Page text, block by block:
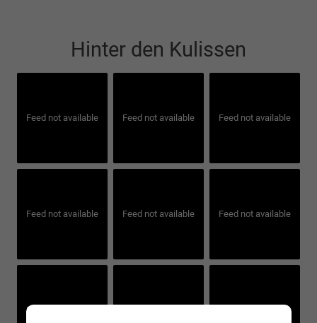
Hinter den Kulissen
Feed not available Feed not available Feed not available
Feed not available Feed not available Feed not available
Feed not available Feed not available